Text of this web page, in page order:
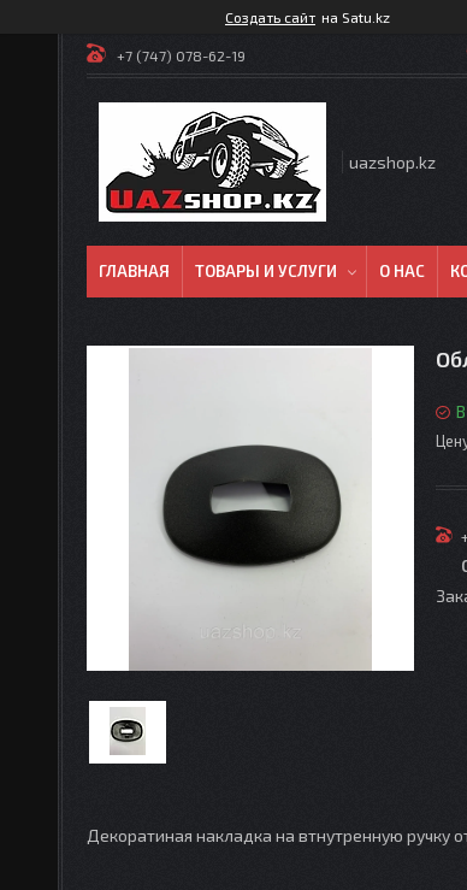
Создать сайт на Satu.kz
+7 (747) 078-62-19
uazshop.kz
ГЛАВНАЯ ТОВАРЫ И УСЛУГИ О НАС
Декоратиная накладка на втнутренную ручку